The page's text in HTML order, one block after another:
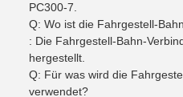
PC300-7.
Q: Wo ist die Fahrgestell-
: Die Fahrgestell-Bahn-
hergestellt.
Q: Für was wird die
verwendet?